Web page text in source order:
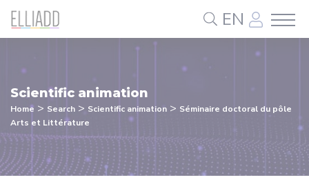
EN
Scientific animation
Home > Search > Scientific animation > Séminaire doctoral du pôle
Arts et Littérature
Cookies management panel